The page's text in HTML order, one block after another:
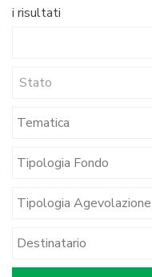
i risultati
Stato